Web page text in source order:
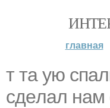
главная
т та ую
сдeлал нам